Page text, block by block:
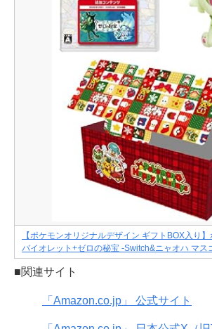
【ポケモンオリジナルデザイン ギフトBOX入り
バイオレット+ゼロの秘宝 -Switch&ニャオハ マス
■関連サイト
「Amazon.co.jp」 公式サイト